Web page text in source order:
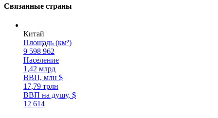
Связанные страны
Китай
Площадь (км²)
9 598 962
Население
1,42 млрд
ВВП, млн $
17,79 трлн
ВВП на душу, $
12 614